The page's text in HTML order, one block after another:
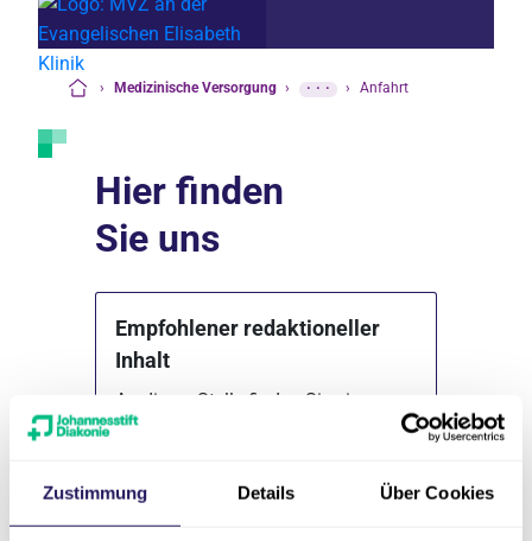
Zustimmung Details Über Cookies
› Medizinische Versorgung › ··· › Anfahrt
Hier finden
Sie uns
Empfohlener redaktioneller
Inhalt
An dieser Stelle finden Sie einen
externen Inhalt von Google Maps,